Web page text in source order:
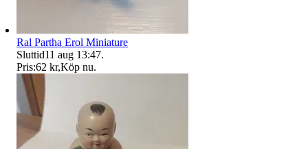
Ral Partha Erol Miniature
Sluttid11 aug 13:47.
Pris:62 kr,Köp nu.